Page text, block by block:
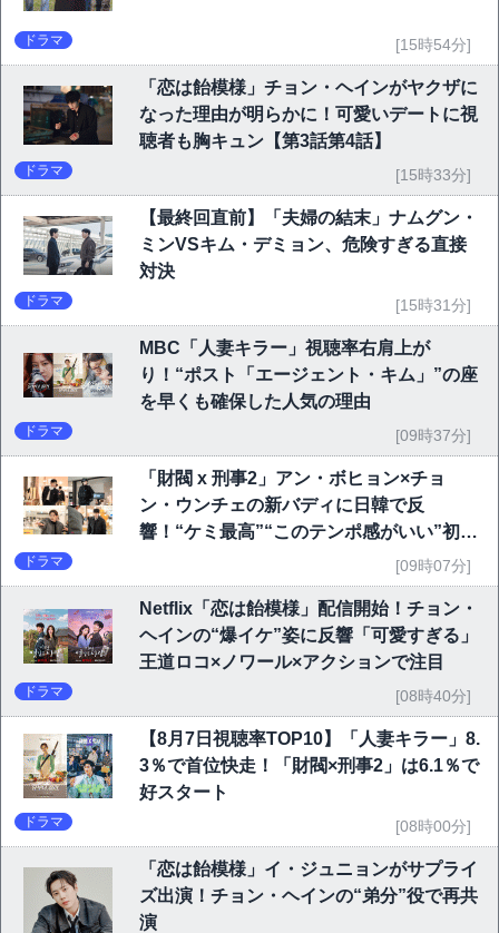
ドラマ [15時54分]
「恋は飴模様」チョン・ヘインがヤクザに
なった理由が明らかに！可愛いデートに視
聴者も胸キュン【第3話第4話】
ドラマ [15時33分]
【最終回直前】「夫婦の結末」ナムグン・
ミンVSキム・デミョン、危険すぎる直接
対決
ドラマ [15時31分]
MBC「人妻キラー」視聴率右肩上が
り！“ポスト「エージェント・キム」”の座
を早くも確保した人気の理由
ドラマ [09時37分]
「財閥 x 刑事2」アン・ボヒョン×チョ
ン・ウンチェの新バディに日韓で反
響！“ケミ最高”“このテンポ感がいい”初回
ドラマ [09時07分]
Netflix「恋は飴模様」配信開始！チョン・
ヘインの“爆イケ”姿に反響「可愛すぎる」
王道ロコ×ノワール×アクションで注目
ドラマ [08時40分]
【8月7日視聴率TOP10】「人妻キラー」8.
3％で首位快走！「財閥×刑事2」は6.1％で
好スタート
ドラマ [08時00分]
「恋は飴模様」イ・ジュニョンがサプライ
ズ出演！チョン・ヘインの“弟分”役で再共
演